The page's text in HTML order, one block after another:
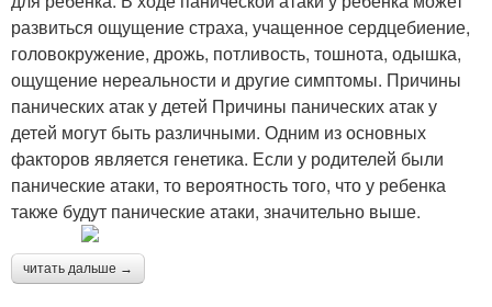
развиться ощущение страха, учащенное сердцебиение,
головокружение, дрожь, потливость, тошнота, одышка,
ощущение нереальности и другие симптомы. Причины
панических атак у детей Причины панических атак у
детей могут быть различными. Одним из основных
факторов является генетика. Если у родителей были
панические атаки, то вероятность того, что у ребенка
также будут панические атаки, значительно выше.
читать дальше →